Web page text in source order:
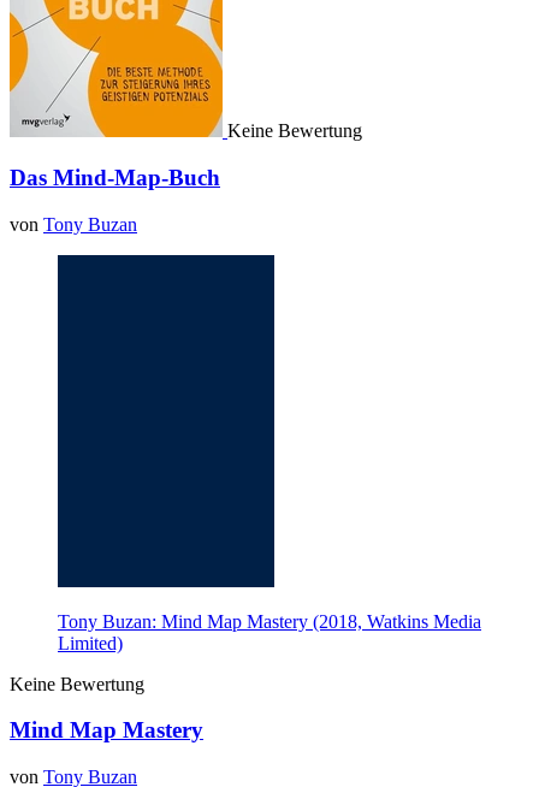
Keine Bewertung
Das Mind-Map-Buch
von Tony Buzan
Tony Buzan: Mind Map Mastery (2018, Watkins Media
Limited)
Keine Bewertung
Mind Map Mastery
von Tony Buzan